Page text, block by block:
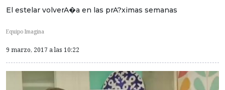
El estelar volverA�a en las prA?ximas semanas
Equipo Imagina
9 marzo, 2017 a las 10:22